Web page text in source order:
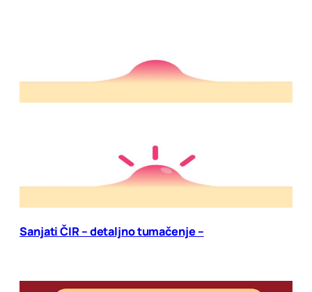
Sanjati ČIR – detaljno tumačenje –